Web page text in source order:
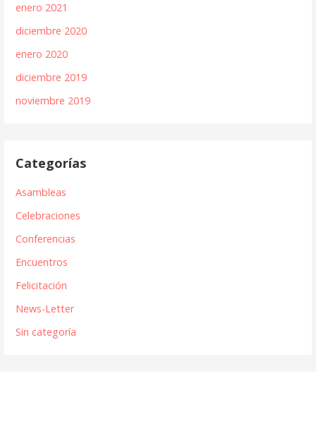
enero 2021
diciembre 2020
enero 2020
diciembre 2019
noviembre 2019
Categorías
Asambleas
Celebraciones
Conferencias
Encuentros
Felicitación
News-Letter
Sin categoría